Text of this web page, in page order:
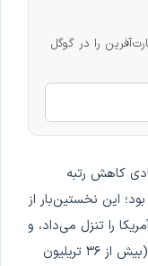
را در گوگل
اقتصادی کاهش رتبه
اعتباری آمریکا توسط مودیز از AAA به Aa1 بود؛ این نخستین‌بار از
آمریکا را تنزل می‌داد، و
دلیل آن را رشد افسارگسیخته بدهی دولتی (بیش از ۳۶ تریلیون